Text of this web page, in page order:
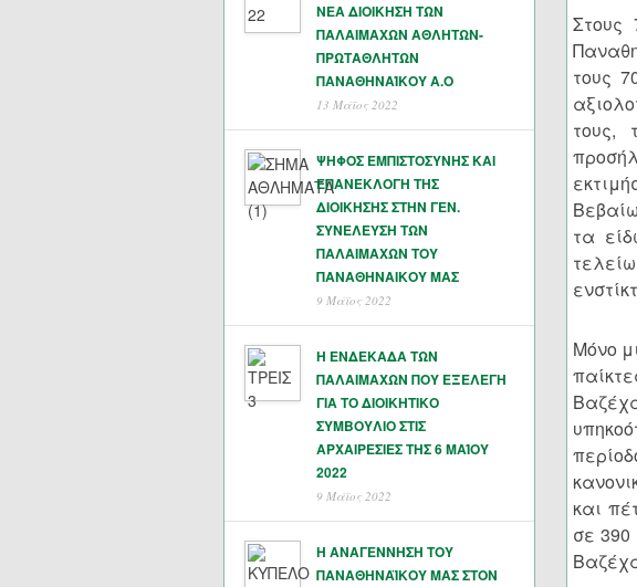
ΝΕΑ ΔΙΟΙΚΗΣΗ ΤΩΝ
ΠΑΛΑΙΜΑΧΩΝ ΑΘΛΗΤΩΝ-
ΠΡΩΤΑΘΛΗΤΩΝ
ΠΑΝΑΘΗΝΑΊΚΟΥ Α.Ο
13 Μάϊος 2022
ΨΗΦΟΣ ΕΜΠΙΣΤΟΣΥΝΗΣ ΚΑΙ
ΕΠΑΝΕΚΛΟΓΗ ΤΗΣ
ΔΙΟΙΚΗΣΗΣ ΣΤΗΝ ΓΕΝ.
ΣΥΝΕΛΕΥΣΗ ΤΩΝ
ΠΑΛΑΙΜΑΧΩΝ ΤΟΥ
ΠΑΝΑΘΗΝΑΙΚΟΥ ΜΑΣ
9 Μάϊος 2022
Η ΕΝΔΕΚΑΔΑ ΤΩΝ
ΠΑΛΑΙΜΑΧΩΝ ΠΟΥ ΕΞΕΛΕΓΗ
ΓΙΑ ΤΟ ΔΙΟΙΚΗΤΙΚΟ
ΣΥΜΒΟΥΛΙΟ ΣΤΙΣ
ΑΡΧΑΙΡΕΣΙΕΣ ΤΗΣ 6 ΜΑΊΟΥ
2022
9 Μάϊος 2022
Η ΑΝΑΓΕΝΝΗΣΗ ΤΟΥ
ΠΑΝΑΘΗΝΑΪΚΟΥ ΜΑΣ ΣΤΟΝ
Στους
τους
τους,
τα
Μόνο
και
σε 390